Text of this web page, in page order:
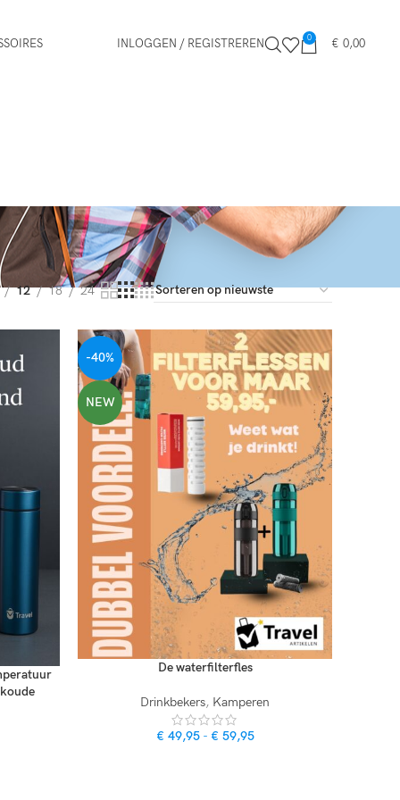
INLOGGEN / REGISTREREN 0 € 0,00
12 18 24
-40%
NEW
De waterfilterfles
Drinkbekers, Kamperen
€ 49,95 - € 59,95